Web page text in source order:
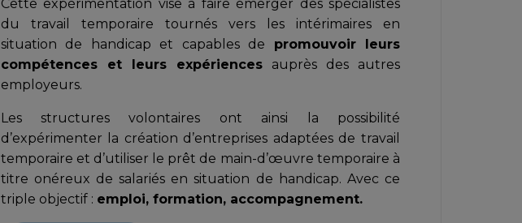
Cette expérimentation vise à faire émerger des spécialistes
du travail temporaire tournés vers les intérimaires en
situation de handicap et capables de promouvoir leurs
compétences et leurs expériencesauprès des autres
employeurs.
Les structures volontaires ont ainsi la possibilité
d’expérimenter la création d’entreprises adaptées de travail
temporaire et d’utiliser le prêt de main-d’œuvre temporaire à
titre onéreux de salariés en situation de handicap. Avec ce
triple objectif : emploi, formation, accompagnement.